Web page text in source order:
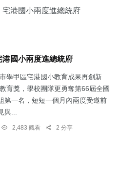
國小兩度進總統府
學甲區宅港國小教育成果再創新
育獎，學校團隊更勇奪第66屆全國
第一名，短短一個月內兩度受邀前
...
2,483 觀看 2 分享